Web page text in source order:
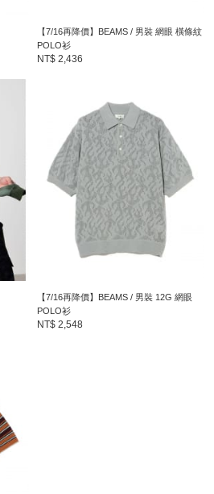
【7/16再降價】BEAMS / 男裝 網眼 橫條紋
POLO衫
NT$ 2,436
【7/16再降價】BEAMS / 男裝 12G 網眼
POLO衫
NT$ 2,548